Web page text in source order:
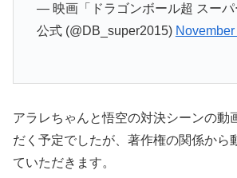
— 映画「ドラゴンボール超 スーパ
公式 (@DB_super2015)
アラレちゃんと悟空の対決シーンの動
だく予定でしたが、著作権の関係から
ていただきます。